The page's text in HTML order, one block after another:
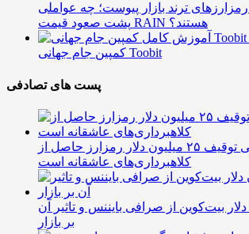
ترند بازار پیوست؛ چه عواملی
پشت صعود قیمت RAIN هستند؟
کمپین جام جهانی Toobit
پست های تصادفی
آمریکا در پی توقیف ۲۵ میلیون دلار رمزارز حاصل از
کلاهبرداری‌های عاشقانه است
میلیون دلار بیت‌کوین از صرافی بایننس و تاثیر آن
بر بازار